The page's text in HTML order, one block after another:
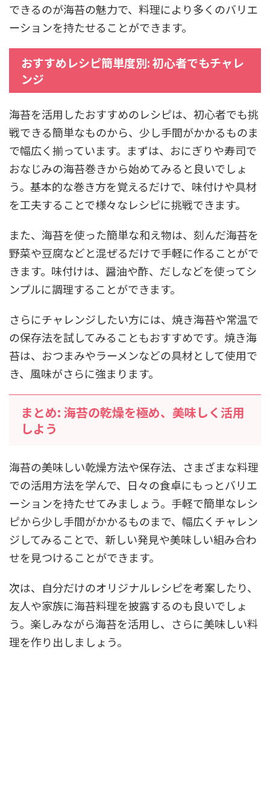
できるのが海苔の魅力で、料理により多くのバリエ
ーションを持たせることができます。
おすすめレシピ簡単度別: 初心者でもチャレ
ンジ
海苔を活用したおすすめのレシピは、初心者でも挑
戦できる簡単なものから、少し手間がかかるものま
で幅広く揃っています。まずは、おにぎりや寿司で
おなじみの海苔巻きから始めてみると良いでしょ
う。基本的な巻き方を覚えるだけで、味付けや具材
を工夫することで様々なレシピに挑戦できます。
また、海苔を使った簡単な和え物は、刻んだ海苔を
野菜や豆腐などと混ぜるだけで手軽に作ることがで
きます。味付けは、醤油や酢、だしなどを使ってシ
ンプルに調理することができます。
さらにチャレンジしたい方には、焼き海苔や常温で
の保存法を試してみることもおすすめです。焼き海
苔は、おつまみやラーメンなどの具材として使用で
き、風味がさらに強まります。
まとめ: 海苔の乾燥を極め、美味しく活用
しよう
海苔の美味しい乾燥方法や保存法、さまざまな料理
での活用方法を学んで、日々の食卓にもっとバリエ
ーションを持たせてみましょう。手軽で簡単なレシ
ピから少し手間がかかるものまで、幅広くチャレン
ジしてみることで、新しい発見や美味しい組み合わ
せを見つけることができます。
次は、自分だけのオリジナルレシピを考案したり、
友人や家族に海苔料理を披露するのも良いでしょ
う。楽しみながら海苔を活用し、さらに美味しい料
理を作り出しましょう。